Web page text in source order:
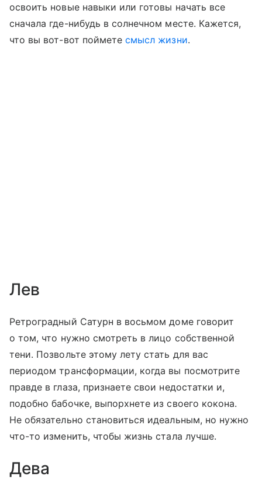
освоить новые навыки или готовы начать все
сначала где-нибудь в солнечном месте. Кажется,
что вы вот-вот пойметесмысл жизни.
Лев
Ретроградный Сатурн в восьмом доме говорит
о том, что нужно смотреть в лицо собственной
тени. Позвольте этому лету стать для вас
периодом трансформации, когда вы посмотрите
правде в глаза, признаете свои недостатки и,
подобно бабочке, выпорхнете из своего кокона.
Не обязательно становиться идеальным, но нужно
что-то изменить, чтобы жизнь стала лучше.
Дева